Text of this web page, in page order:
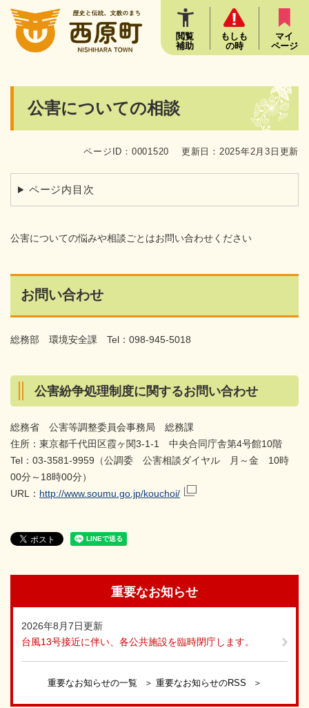
メニューを飛ばして本文へ
閲覧
補助
もしも
の時
マイ
ページ
公害についての相談
ページID：0001520 更新日：2025年2月3日更新
ページ内目次
公害についての悩みや相談ごとはお問い合わせください
お問い合わせ
総務部 環境安全課 Tel：098-945-5018
公害紛争処理制度に関するお問い合わせ
総務省 公害等調整委員会事務局 総務課
住所：東京都千代田区霞ヶ関3-1-1 中央合同庁舎第4号館10階
Tel：03-3581-9959（公調委 公害相談ダイヤル 月～金 10時
00分～18時00分）
URL： http://www.soumu.go.jp/kouchoi/
重要なお知らせ
2026年8月7日更新
台風13号接近に伴い、各公共施設を臨時閉庁します。
重要なお知らせの一覧 重要なお知らせのRSS